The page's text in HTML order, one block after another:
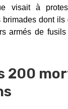
visait à
brimades dont ils
armés de
200